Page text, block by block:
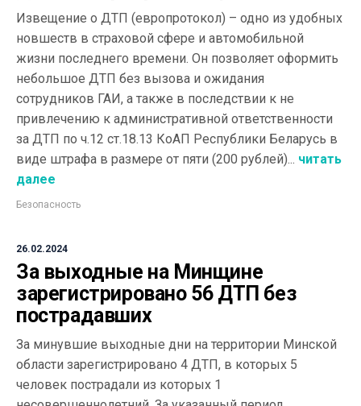
Извещение о ДТП (европротокол) – одно из удобных
новшеств в страховой сфере и автомобильной
жизни последнего времени. Он позволяет оформить
небольшое ДТП без вызова и ожидания
сотрудников ГАИ, а также в последствии к не
привлечению к административной ответственности
за ДТП по ч.12 ст.18.13 КоАП Республики Беларусь в
виде штрафа в размере от пяти (200 рублей)... читать
далее
Безопасность
26.02.2024
За выходные на Минщине
зарегистрировано 56 ДТП без
пострадавших
За минувшие выходные дни на территории Минской
области зарегистрировано 4 ДТП, в которых 5
человек пострадали из которых 1